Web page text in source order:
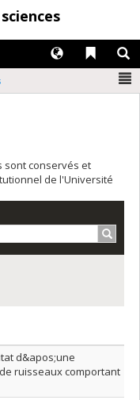
sciences
Liens
Langues
sont conservés et
de l'Université
d&apos;une
ruisseaux comportant